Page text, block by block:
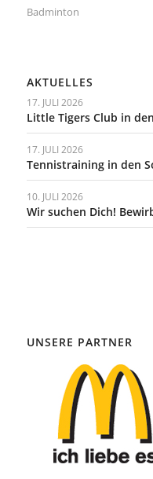
Badminton
AKTUELLES
17. JULI 2026
Little Tigers Club in
17. JULI 2026
Tennistraining in den
10. JULI 2026
Wir suchen Dich!
UNSERE PARTNER